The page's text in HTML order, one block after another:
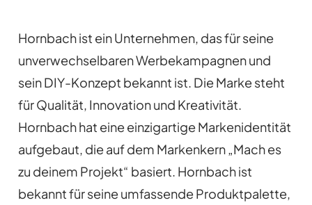
Hornbach ist ein Unternehmen, das für seine
unverwechselbaren Werbekampagnen und
sein DIY-Konzept bekannt ist. Die Marke steht
für Qualität, Innovation und Kreativität.
Hornbach hat eine einzigartige Markenidentität
aufgebaut, die auf dem Markenkern „Mach es
zu deinem Projekt“ basiert. Hornbach ist
bekannt für seine umfassende Produktpalette,